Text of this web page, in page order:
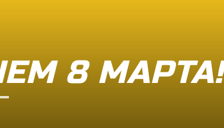
8 МАРТА!